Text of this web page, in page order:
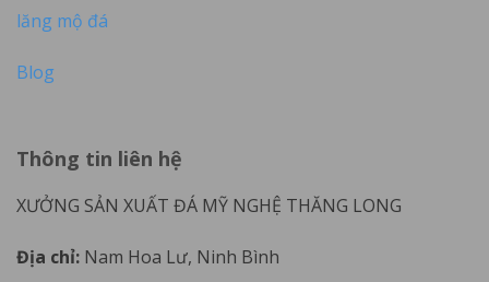
lăng mộ đá
Blog
Thông tin liên hệ
XƯỞNG SẢN XUẤT ĐÁ MỸ NGHỆ THĂNG LONG
Địa chỉ: Nam Hoa Lư, Ninh Bình